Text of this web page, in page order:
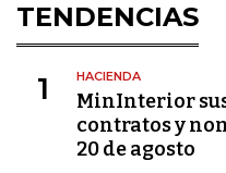
TENDENCIAS
1 HACIENDA
MinInterior
contratos y
20 de agosto